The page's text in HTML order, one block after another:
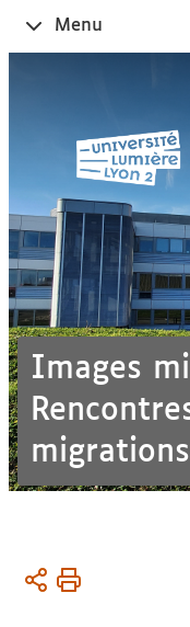
Ouvrir
le
Menu
Images
migrations
Vous
Accueil